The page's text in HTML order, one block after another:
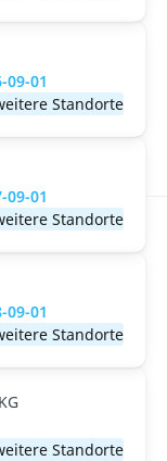
01
Standorte
01
Standorte
01
Standorte
Standorte